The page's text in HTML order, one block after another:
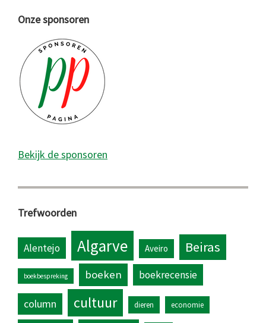
Onze sponsoren
Bekijk de sponsoren
Trefwoorden
Alentejo Algarve Aveiro Beiras
boekbespreking boeken boekrecensie
column cultuur dieren economie